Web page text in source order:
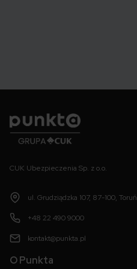
CUK Ubezpieczenia Sp. z o.o.
ul. Grudziądzka 107, 87-100, Toruń
+48 22 490 9000
kontakt@punkta.pl
O Punkta